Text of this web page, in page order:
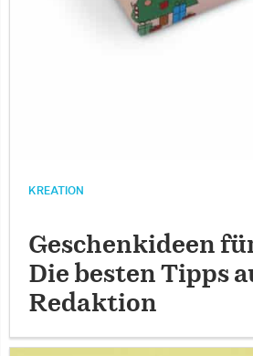
KREATION
Geschenkideen
Die besten Tipps
Redaktion